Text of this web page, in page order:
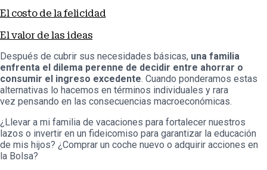
El costo de la felicidad
El valor de las ideas
Después de cubrir sus necesidades básicas, una familia
enfrenta el dilema perenne de decidir entre ahorrar o
consumir el ingreso excedente. Cuando ponderamos estas
alternativas lo hacemos en términos individuales y rara
vez pensando en las consecuencias macroeconómicas.
¿Llevar a mi familia de vacaciones para fortalecer nuestros
lazos o invertir en un fideicomiso para garantizar la educación
de mis hijos? ¿Comprar un coche nuevo o adquirir acciones en
la Bolsa?